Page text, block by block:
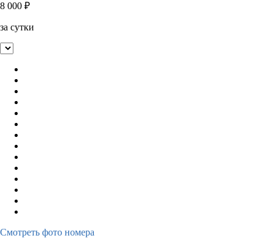
8 000 ₽
за сутки
Смотреть фото номера